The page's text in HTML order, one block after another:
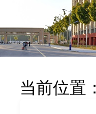
当前位置：